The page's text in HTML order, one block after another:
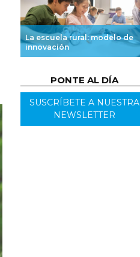
La escuela rural: modelo de
innovación
PONTE AL DÍA
SUSCRÍBETE A NUESTRA
NEWSLETTER